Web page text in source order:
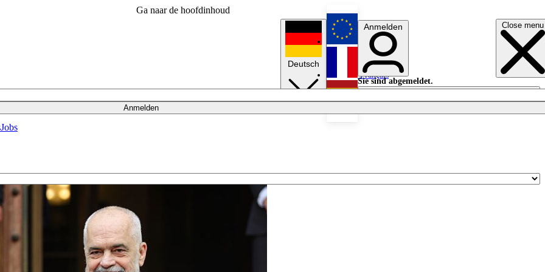
Ga naar de hoofdinhoud
Close menu
Anmelden
Jobs
Deutsch
English
Français
Anmelden
Sie sind abgemeldet.
Anmelden
Licht aus